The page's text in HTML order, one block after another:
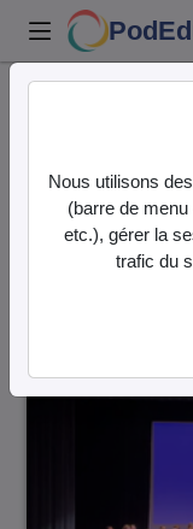
63
Audio Vidéo
Direction de tri
Nous utilisons
(barre de
etc.), gérer la
trafic du